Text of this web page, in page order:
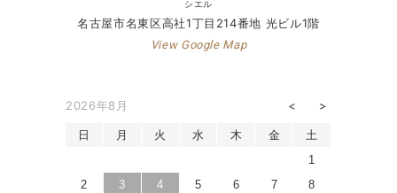
シエル
名古屋市名東区高社1丁目214番地 光ビル1階
View Google Map
2026年8月
日 月 火 水 木 金
土
1
2
3 4 5 6 7 8